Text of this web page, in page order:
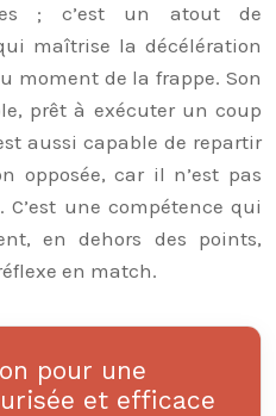
; c’est un atout de
maîtrise la décélération
moment de la frappe. Son
prêt à exécuter un coup
aussi capable de repartir
opposée, car il n’est pas
une compétence qui
en dehors des points,
en match.
pour une
et efficace